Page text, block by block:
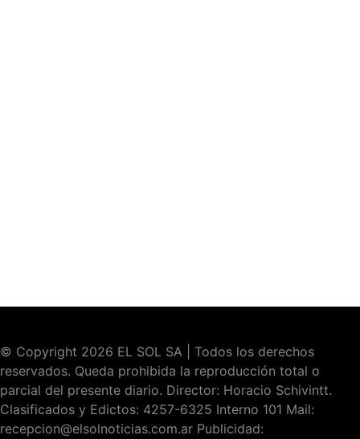
© Copyright 2026 EL SOL SA | Todos los derechos
reservados. Queda prohibida la reproducción total o
parcial del presente diario. Director: Horacio Schivintt.
Clasificados y Edictos: 4257-6325 Interno 101 Mail:
recepcion@elsolnoticias.com.ar Publicidad: